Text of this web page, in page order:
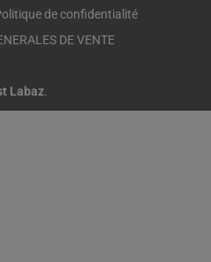
de confidentialité
DE VENTE
Labaz.